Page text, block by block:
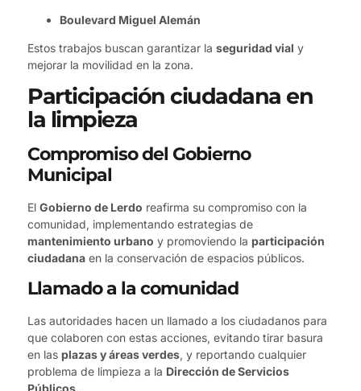
Boulevard Miguel Alemán
Estos trabajos buscan garantizar la seguridad vial y
mejorar la movilidad en la zona.
Participación ciudadana en
la limpieza
Compromiso del Gobierno
Municipal
El Gobierno de Lerdo reafirma su compromiso con la
comunidad, implementando estrategias de
mantenimiento urbano y promoviendo la participación
ciudadana en la conservación de espacios públicos.
Llamado a la comunidad
Las autoridades hacen un llamado a los ciudadanos para
que colaboren con estas acciones, evitando tirar basura
en las plazas y áreas verdes, y reportando cualquier
problema de limpieza a la Dirección de Servicios
Públicos.